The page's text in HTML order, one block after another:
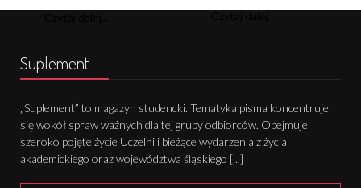
Suplement
„Suplement” to magazyn studencki. Tematyka pisma koncentruje
się wokół spraw ważnych dla tej grupy odbiorców. Obejmuje
szeroko pojęte życie Uczelni i bieżące wydarzenia z życia
akademickiego oraz województwa śląskiego [...]